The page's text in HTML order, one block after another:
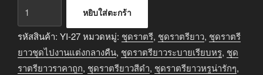
ชุด
ราตรี
ยาว
ออกงาน
หยิบใส่ตะกร้า
รหัสสินค้า: YI-27หมวดหมู่: ชุดราตรี, ชุดราตรียาว, ชุดราตรี
ยาวชุดไปงานแต่งกลางคืน, ชุดราตรียาวระบายเรียบหรู, ชุด
ราตรียาวราคาถูก, ชุดราตรียาวสีดำ, ชุดราตรียาวหรูน่ารักๆ,